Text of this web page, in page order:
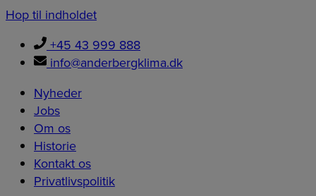
Hop til indholdet
+45 43 999 888
info@anderbergklima.dk
Nyheder
Jobs
Om os
Historie
Kontakt os
Privatlivspolitik